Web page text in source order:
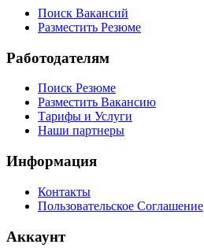
Поиск Вакансий
Разместить Резюме
Работодателям
Поиск Резюме
Разместить Вакансию
Тарифы и Услуги
Наши партнеры
Информация
Контакты
Пользовательское Соглашение
Аккаунт